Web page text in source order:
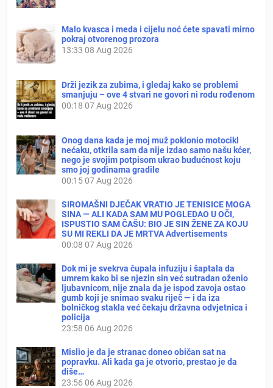
Malo kvasca i meda i cijelu noć ćete spavati mirno
pokraj otvorenog prozora
13:33 08 Aug 2026
Drži jezik za zubima, i gledaj kako se problemi
smanjuju – ove 4 stvari ne govori ni rodu rođenom
00:18 07 Aug 2026
Onog dana kada je moj muž poklonio motocikl
nećaku, otkrila sam da nije izdao samo našu kćer,
nego je svojim potpisom ukrao budućnost koju
smo joj godinama gradile
00:1507 Aug 2026
SIROMAŠNI DJEČAK VRATIO JE TENISICE MOGA
SINA — ALI KADA SAM MU POGLEDAO U OČI,
ISPUSTIO SAM ČAŠU: BIO JE SIN ŽENE ZA KOJU
SU MI REKLI DA JE MRTVA Advertisements
00:08 07 Aug 2026
Dok mi je svekrva čupala infuziju i šaptala da
umrem kako bi se njezin sin već sutradan oženio
ljubavnicom, nije znala da je ispod zavoja ostao
gumb koji je snimao svaku riječ — i da iza
bolničkog stakla već čekaju državna odvjetnica i
policija
23:58 06 Aug 2026
Mislio je da je stranac doneo običan sat na
popravku. Ali kada ga je otvorio, prestao je da
diše…
23:56 06 Aug 2026